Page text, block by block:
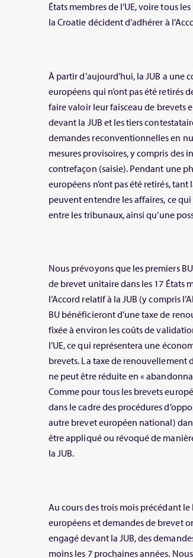
États membres de l’UE, voire tous
la Croatie décident d’adhérer à
À partir d’aujourd’hui, la JUB a une
européens qui n’ont pas été retirés
faire valoir leur faisceau de brevets
devant la JUB et les tiers
demandes reconventionnelles en
mesures provisoires, y compris des
contrefaçon (saisie). Pendant une
européens n’ont pas été retirés,
peuvent entendre les affaires, ce
entre les tribunaux, ainsi qu’une
Nous prévoyons que les premiers
de brevet unitaire dans les 17 États
l’Accord relatif à la JUB (y compris
BU bénéficieront d’une taxe de
fixée à environ les coûts de
l’UE, ce qui représentera une
brevets. La taxe de
ne peut être réduite en «
Comme pour tous les brevets
dans le cadre des procédures
autre brevet européen national)
être appliqué ou révoqué de
la JUB.
Au cours des trois mois précédant
européens et demandes de brevet
engagé devant la JUB, des
moins les 7 prochaines années.